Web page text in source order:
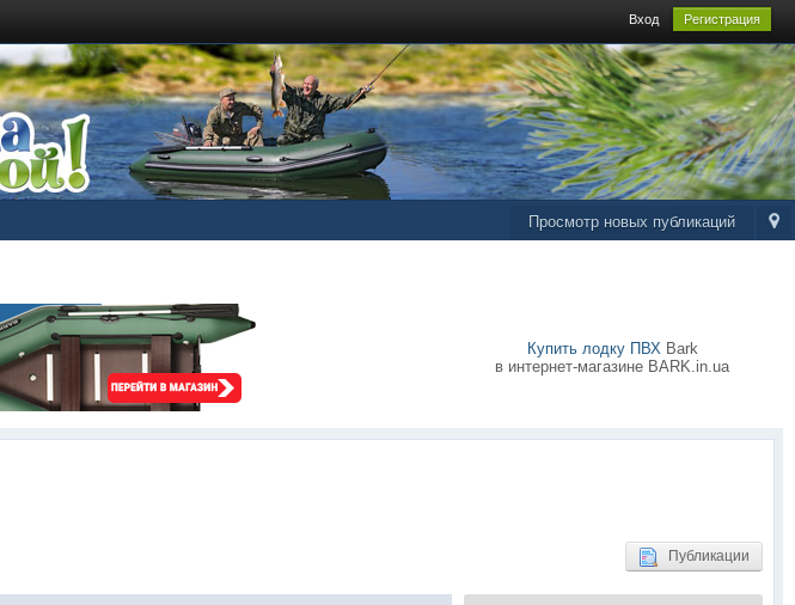
Вход Регистрация
Просмотр новых публикаций
Купить лодку ПВХBark
в интернет-магазине BARK.in.ua
Публикации